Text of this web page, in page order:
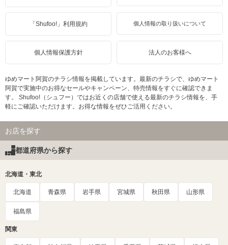
「Shufoo!」利用規約 個人情報の取り扱いについて
個人情報保護方針 法人のお客様へ
ゆめマート阿賀のチラシ情報を掲載しています。最新のチラシで、ゆめマート
阿賀で実施中のお得なセールやキャンペーン、特売情報をすぐに確認できま
す。 Shufoo!（シュフー）ではお近くの店舗で使える最新のチラシ情報を、手
軽にご確認いただけます。お得な情報をぜひご活用ください。
お店を探す
都道府県から探す
北海道・東北
北海道 青森県 岩手県 宮城県 秋田県 山形県
福島県
関東